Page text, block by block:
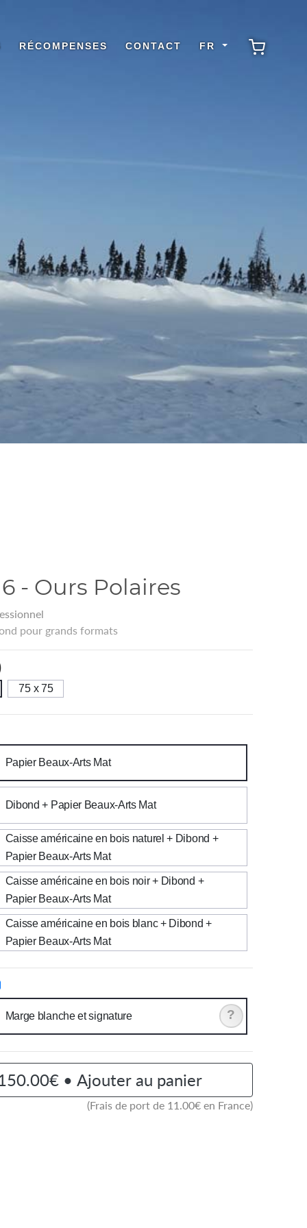
RÉCOMPENSES CONTACT FR
- Ours Polaires
pour grands formats
75 x 75
Papier Beaux-Arts Mat
Dibond + Papier Beaux-Arts Mat
Caisse américaine en bois naturel + Dibond +
Papier Beaux-Arts Mat
Caisse américaine en bois noir + Dibond +
Papier Beaux-Arts Mat
Caisse américaine en bois blanc + Dibond +
Papier Beaux-Arts Mat
Marge blanche et signature ?
• Ajouter au panier
(Frais de port de 11.00€ en France)